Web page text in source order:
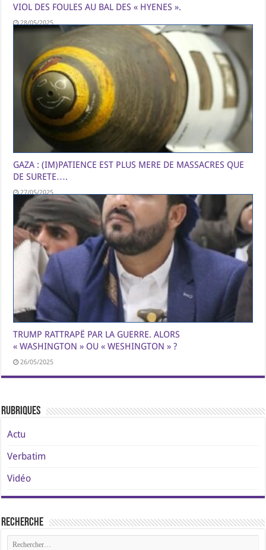
VIOL DES FOULES AU BAL DES « HYENES ».
28/05/2025
GAZA : (IM)PATIENCE EST PLUS MERE DE MASSACRES QUE
DE SURETE….
27/05/2025
TRUMP RATTRAPË PAR LA GUERRE. ALORS
« WASHINGTON » OU « WESHINGTON » ?
26/05/2025
Rubriques
Actu
Verbatim
Vidéo
Recherche